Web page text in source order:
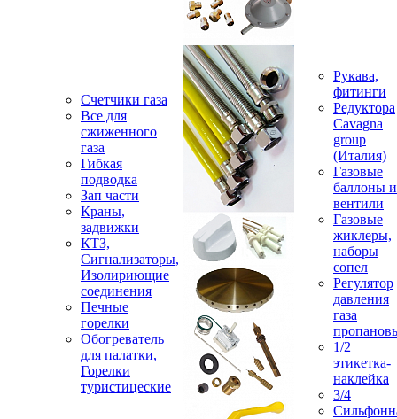
Счетчики газа
Все для
сжиженного
газа
Гибкая
подводка
Зап части
Краны,
задвижки
КТЗ,
Сигнализаторы,
Изолириющие
соединения
Печные
горелки
Обогреватель
для палатки,
Горелки
туристицеские
Рукава,
фитинги
Редуктора
Cavagna
group
(Италия)
Газовые
баллоны и
вентили
Газовые
жиклеры,
наборы
сопел
Регулятор
давления
газа
1/2
этикетка-
наклейка
3/4